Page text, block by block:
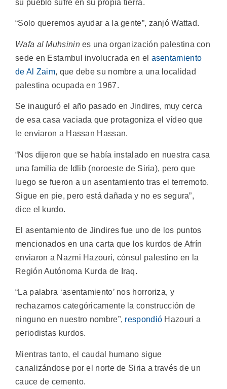
su pueblo sufre en su propia tierra.
“Solo queremos ayudar a la gente”, zanjó Wattad.
Wafa al Muhsinines una organización palestina con
sede en Estambul involucrada en el asentamiento
de Al Zaim, que debe su nombre a una localidad
palestina ocupada en 1967.
Se inauguró el año pasado en Jindires, muy cerca
de esa casa vaciada que protagoniza el vídeo que
le enviaron a Hassan Hassan.
“Nos dijeron que se había instalado en nuestra casa
una familia de Idlib (noroeste de Siria), pero que
luego se fueron a un asentamiento tras el terremoto.
Sigue en pie, pero está dañada y no es segura”,
dice el kurdo.
El asentamiento de Jindires fue uno de los puntos
mencionados en una carta que los kurdos de Afrín
enviaron a Nazmi Hazouri, cónsul palestino en la
Región Autónoma Kurda de Iraq.
“La palabra ‘asentamiento’ nos horroriza, y
rechazamos categóricamente la construcción de
ninguno en nuestro nombre”, respondió Hazouri a
periodistas kurdos.
Mientras tanto, el caudal humano sigue
canalizándose por el norte de Siria a través de un
cauce de cemento.